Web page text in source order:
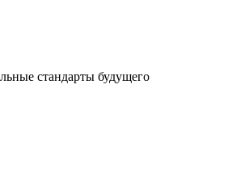
стандарты будущего